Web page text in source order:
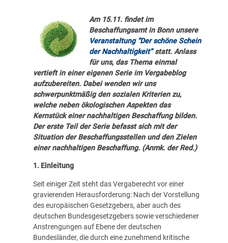
Am 15.11. findet im
Beschaffungsamt in Bonn unsere
Veranstaltung “Der schöne Schein
der Nachhaltigkeit”statt. Anlass
für uns, das Thema einmal
vertieft in einer eigenen Serie im Vergabeblog
aufzubereiten. Dabei wenden wir uns
schwerpunktmäßig den sozialen Kriterien zu,
welche neben ökologischen Aspekten das
Kernstück einer nachhaltigen Beschaffung bilden.
Der erste Teil der Serie befasst sich mit der
Situation der Beschaffungsstellen und den Zielen
einer nachhaltigen Beschaffung. (Anmk. der Red.)
1. Einleitung
Seit einiger Zeit steht das Vergaberecht vor einer
gravierenden Herausforderung: Nach der Vorstellung
des europäischen Gesetzgebers, aber auch des
deutschen Bundesgesetzgebers sowie verschiedener
Anstrengungen auf Ebene der deutschen
Bundesländer, die durch eine zunehmend kritische